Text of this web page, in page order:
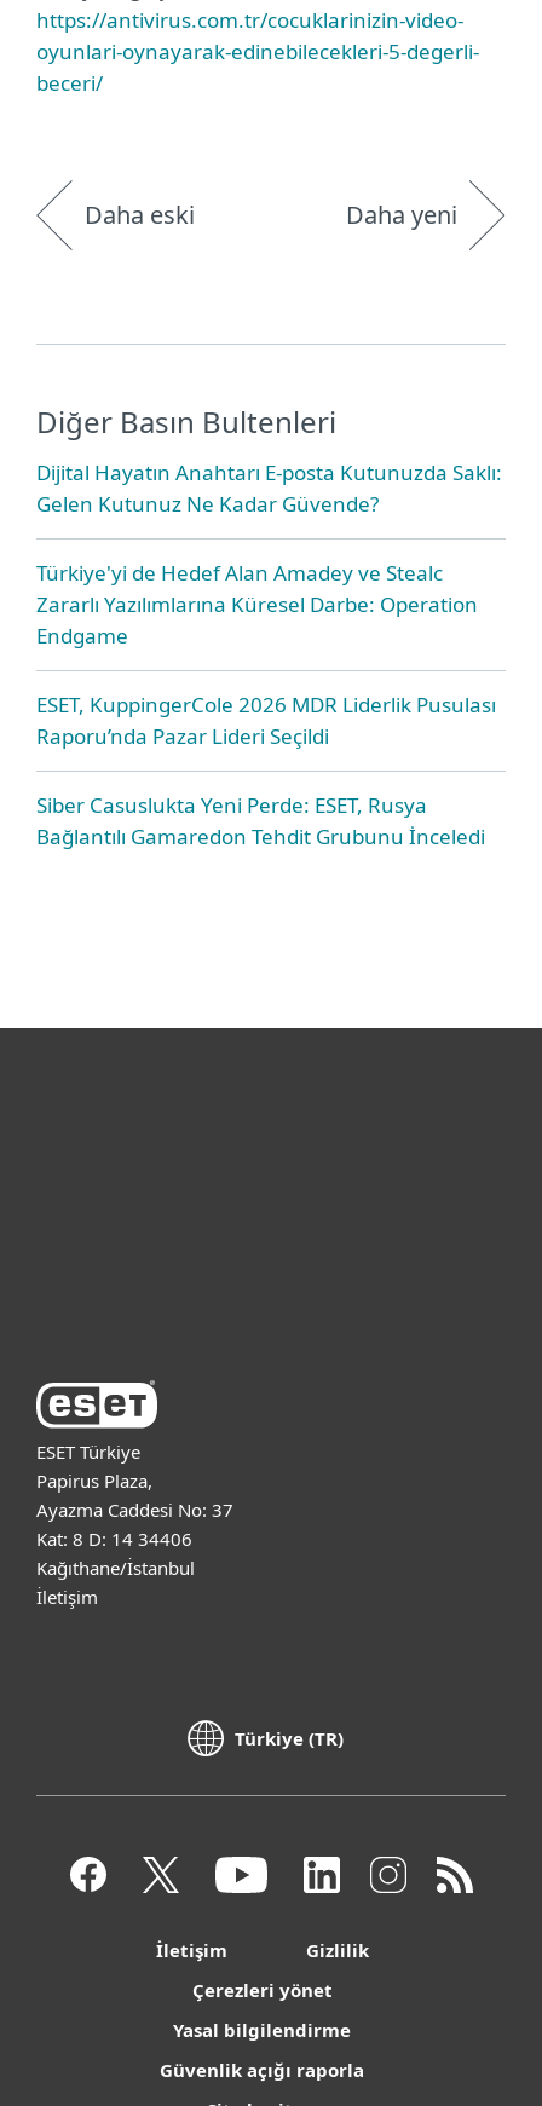
https://antivirus.com.tr/cocuklarinizin-video-
oyunlari-oynayarak-edinebilecekleri-5-degerli-
beceri/
Daha eski Daha yeni
Diğer Basın Bultenleri
Dijital Hayatın Anahtarı E-posta Kutunuzda Saklı:
Gelen Kutunuz Ne Kadar Güvende?
Türkiye'yi de Hedef Alan Amadey ve Stealc
Zararlı Yazılımlarına Küresel Darbe: Operation
Endgame
ESET, KuppingerCole 2026 MDR Liderlik Pusulası
Raporu’nda Pazar Lideri Seçildi
Siber Casuslukta Yeni Perde: ESET, Rusya
Bağlantılı Gamaredon Tehdit Grubunu İnceledi
ESET Türkiye
Papirus Plaza,
Ayazma Caddesi No: 37
Kat: 8 D: 14 34406
Kağıthane/İstanbul
İletişim
Türkiye (TR)
İletişim
Gizlilik
Çerezleri yönet
Yasal bilgilendirme
Güvenlik açığı raporla